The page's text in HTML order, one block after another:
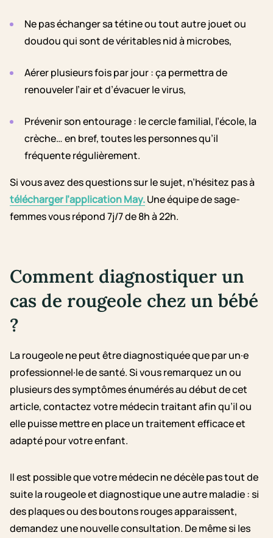
Ne pas échanger sa tétine ou tout autre jouet ou
doudou qui sont de véritables nid à microbes,
Aérer plusieurs fois par jour : ça permettra de
renouveler l’air et d’évacuer le virus,
Prévenir son entourage : le cercle familial, l’école, la
crèche… en bref, toutes les personnes qu’il
fréquente régulièrement.
Si vous avez des questions sur le sujet, n’hésitez pas à
télécharger l’application May.Une équipe de sage-
femmes vous répond 7j/7 de 8h à 22h.
Comment diagnostiquer un
cas de rougeole chez un bébé
?
La rougeole ne peut être diagnostiquée que par un·e
professionnel·le de santé. Si vous remarquez un ou
plusieurs des symptômes énumérés au début de cet
article, contactez votre médecin traitant afin qu’il ou
elle puisse mettre en place un traitement efficace et
adapté pour votre enfant.
Il est possible que votre médecin ne décèle pas tout de
suite la rougeole et diagnostique une autre maladie : si
des plaques ou des boutons rouges apparaissent,
demandez une nouvelle consultation. De même si les